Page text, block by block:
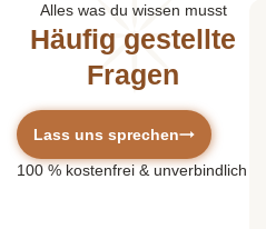
Alles was du wissen musst
Häufig gestellte
Fragen
Lass uns sprechen
100 %kostenfrei& unverbindlich